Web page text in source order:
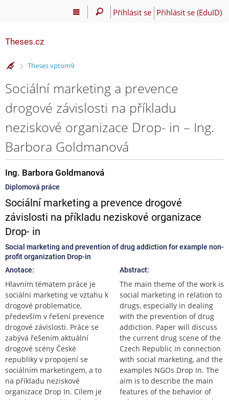
Přihlásit se Přihlásit se (EduID)
Theses.cz
>
Theses vptom9
Sociální marketing a prevence
drogové závislosti na příkladu
neziskové organizace Drop- in – Ing.
Barbora Goldmanová
Ing. Barbora Goldmanová
Diplomová práce
Sociální marketing a prevence drogové
závislosti na příkladu neziskové organizace
Drop- in
Social marketing and prevention of drug addiction for example non-
profit organization Drop-in
Anotace:
Hlavním tématem práce je
sociální marketing ve vztahu k
drogové problematice,
především v řešení prevence
drogové závislosti. Práce se
zabývá řešením aktuální
drogové scény České
republiky v propojení se
sociálním marketingem, a to
na příkladu neziskové
organizace Drop In. Cílem je
Abstract:
The main theme of the work is
social marketing in relation to
drugs, especially in dealing
with the prevention of drug
addiction. Paper will discuss
the current drug scene of the
Czech Republic in connection
with social marketing, and the
examples NGOs Drop In. The
aim is to describe the main
features of the behavior of